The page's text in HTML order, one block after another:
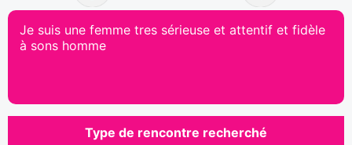
Je suis une femme tres sérieuse et attentif et fidèle
à sons homme
Type de rencontre recherché